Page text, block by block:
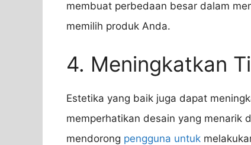
membuat perbedaan besar dalam
memilih produk Anda.
4. Meningkatkan
Estetika yang baik juga dapat
memperhatikan desain yang menarik
mendorong pengguna untuk